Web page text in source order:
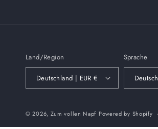
Land/Region
Deutschland | EUR €
Sprache
Deutsch
© 2026, Zum vollen Napf Powered by Shopify